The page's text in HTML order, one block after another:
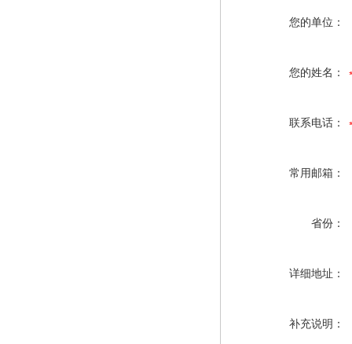
您的单位：
您的姓名：
联系电话：
常用邮箱：
省份：
详细地址：
补充说明：